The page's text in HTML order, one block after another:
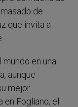
de
que invita a
mundo en una
aunque
mejor
en Fogliano, el